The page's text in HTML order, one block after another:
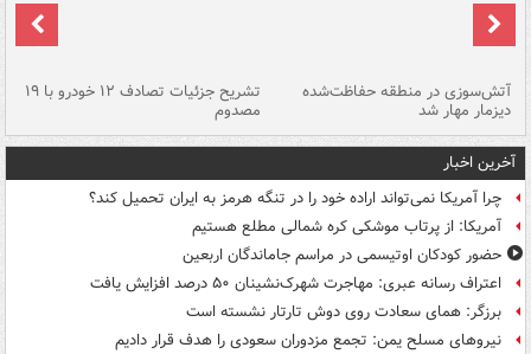
آتش‌سوزی در منطقه حفاظت‌شده
دیزمار مهار شد
تشریح جزئیات تصادف ۱۲ خودرو با ۱۹
مصدوم
آخرین اخبار
چرا آمریکا نمی‌تواند اراده خود را در تنگه هرمز به ایران تحمیل کند؟
آمریکا: از پرتاب موشکی کره شمالی مطلع هستیم
حضور کودکان اوتیسمی در مراسم جاماندگان اربعین
اعتراف رسانه عبری: مهاجرت شهرک‌نشینان ۵۰ درصد افزایش یافت
برزگر: همای سعادت روی دوش تارتار نشسته است
نیروهای مسلح یمن: تجمع مزدوران سعودی را هدف قرار دادیم